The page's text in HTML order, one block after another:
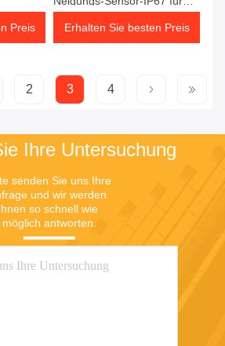
Grad-
Preis
Kran
Erhalten Sie besten Preis
2 3 4
Ihre Untersuchung
senden Sie uns Ihre
und wir werden
so schnell wie
möglich antworten.